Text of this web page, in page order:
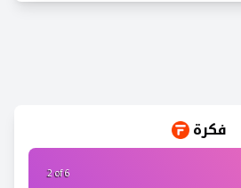
فكرة
2 of 6